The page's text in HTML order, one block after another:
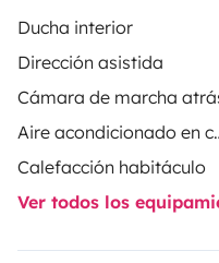
Ducha interior
Dirección asistida
Cámara de marcha
Aire
Calefacción habitáculo
Ver todos los